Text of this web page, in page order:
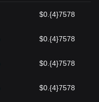
$0.{4}7578
$0.{4}7578
$0.{4}7578
$0.{4}7578